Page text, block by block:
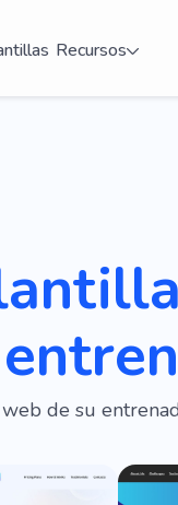
Recursos
de su